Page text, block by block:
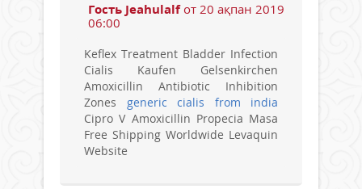
Гость Jeahulalfот 20 ақпан 2019
06:00
Keflex Treatment Bladder Infection
Cialis Kaufen Gelsenkirchen
Amoxicillin Antibiotic Inhibition
Zones generic cialis from india
Cipro V Amoxicillin Propecia Masa
Free Shipping Worldwide Levaquin
Website